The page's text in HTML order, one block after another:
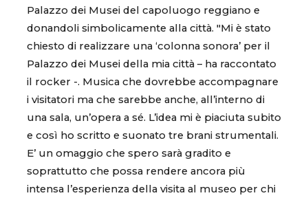
Palazzo dei Musei del capoluogo reggiano e
donandoli simbolicamente alla città. "Mi è stato
chiesto di realizzare una ‘colonna sonora’ per il
Palazzo dei Musei della mia città – ha raccontato
il rocker -. Musica che dovrebbe accompagnare
i visitatori ma che sarebbe anche, all’interno di
una sala, un’opera a sé. L’idea mi è piaciuta subito
e così ho scritto e suonato tre brani strumentali.
E’ un omaggio che spero sarà gradito e
soprattutto che possa rendere ancora più
intensa l’esperienza della visita al museo per chi